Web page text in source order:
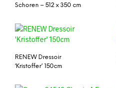
Schoren – 512 x 350 cm
RENEW Dressoir
‘Kristoffer’ 150cm